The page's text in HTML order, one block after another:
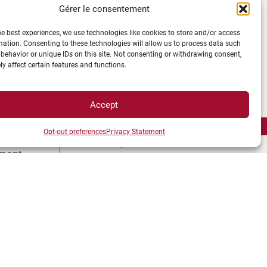
Gérer le consentement
best experiences, we use technologies like cookies to store and/or access
Consenting to these technologies will allow us to process data such
or unique IDs on this site. Not consenting or withdrawing consent,
affect certain features and functions.
Accept
Opt-out preferencesPrivacy Statement
Plan d’accès des campus
Données personnelles et
gestion des cookies
Gérer mes cookies
Politique de confidentialité